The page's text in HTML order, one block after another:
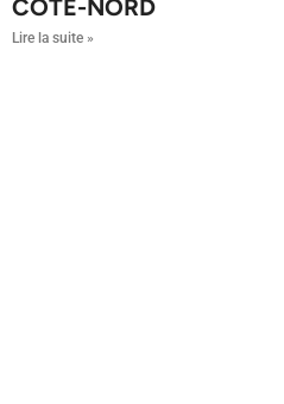
CÔTE-NORD
Lire la suite »